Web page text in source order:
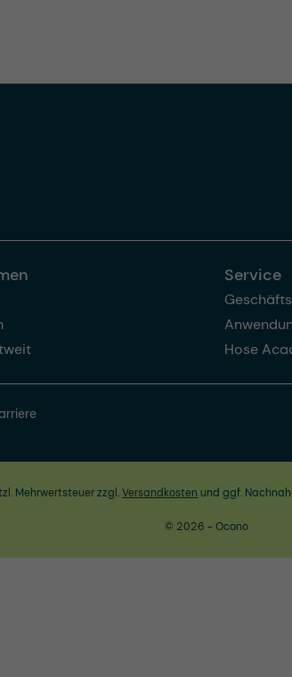
Service
Hose
Mehrwertsteuer zzgl.Versandkosten und ggf.
© 2026 - Ocono